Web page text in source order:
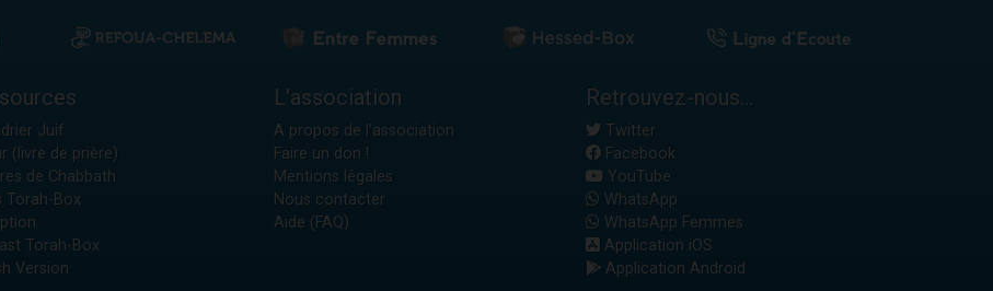
Juif
(livre de prière)
de Chabbath
Torah-Box
Torah-Box
Version
L'association
A propos de l'association
Faire un don !
Mentions légales
Nous contacter
Aide (FAQ)
Retrouvez-nous...
Twitter
Facebook
YouTube
WhatsApp
WhatsApp Femmes
Application iOS
Application Android